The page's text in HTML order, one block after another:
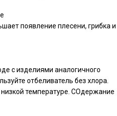
появление плесени, грибка и
с изделиями аналогичного
отбеливатель без хлора.
температуре. СОдержание